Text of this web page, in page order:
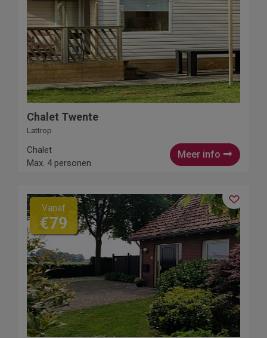
Chalet Twente
Lattrop
Meer info
Chalet
Max. 4 personen
Vanaf
€79